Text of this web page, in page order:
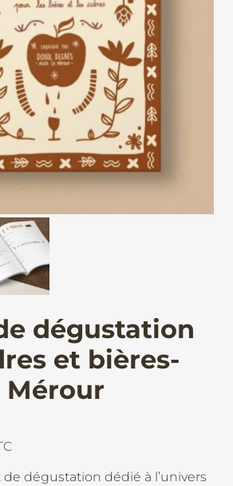
dégustation
et bières-
Mérour
dégustation dédié à l’univers